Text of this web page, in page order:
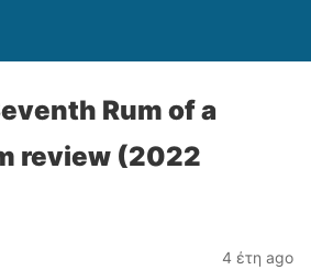
Rum of a
review (2022
4 έτη ago